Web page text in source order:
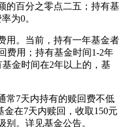
的百分之零点二五；持有基
为0。
用。当前，持有一年基金者
费用；持有基金时间1-2年
金时间在2年以上的，基
常7天内持有的赎回费不低
在7天内赎回，收取150元
别。详见基金公告。